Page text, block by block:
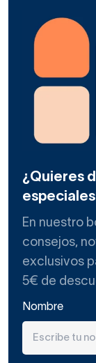
¿Quieres
En nuestro
consejos,
exclusivos
5€ de
Nombre